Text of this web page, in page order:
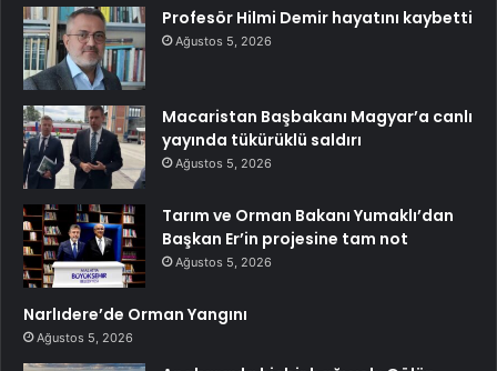
Profesör Hilmi Demir hayatını kaybetti
Ağustos 5, 2026
Macaristan Başbakanı Magyar’a canlı
yayında tükürüklü saldırı
Ağustos 5, 2026
Tarım ve Orman Bakanı Yumaklı’dan
Başkan Er’in projesine tam not
Ağustos 5, 2026
Narlıdere’de Orman Yangını
Ağustos 5, 2026